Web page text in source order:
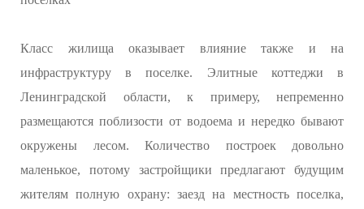
Класс жилища оказывает влияние также и на
инфраструктуру в поселке. Элитные коттеджи в
Ленинградской области, к примеру, непременно
размещаются поблизости от водоема и нередко бывают
окружены лесом. Количество построек довольно
маленькое, потому застройщики предлагают будущим
жителям полную охрану: заезд на местность поселка,